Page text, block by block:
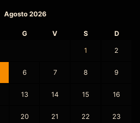
Agosto 2026
G V S D
1 2
6 7 8 9
13 14 15 16
20 21 22 23